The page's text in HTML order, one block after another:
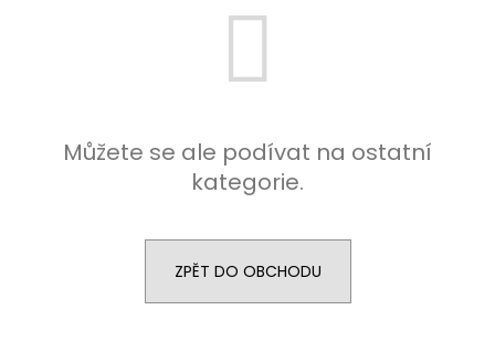
Můžete se ale podívat na ostatní
kategorie.
ZPĚT DO OBCHODU